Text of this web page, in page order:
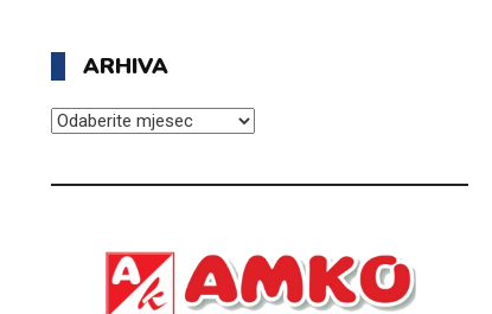
ARHIVA
ARHIVA